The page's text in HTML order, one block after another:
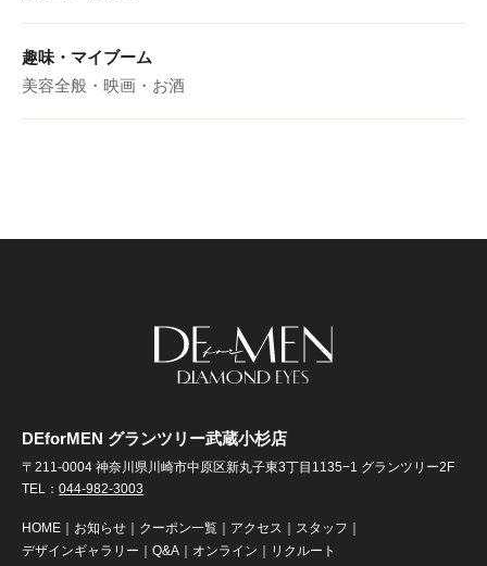
趣味・マイブーム
美容全般・映画・お酒
DEforMEN グランツリー武蔵小杉店
〒211-0004 神奈川県川崎市中原区新丸子東3丁目1135−1 グランツリー2F
TEL： 044-982-3003
HOME ｜ お知らせ ｜ クーポン一覧 ｜ アクセス ｜ スタッフ ｜
デザインギャラリー ｜ Q&A ｜ オンライン ｜ リクルート